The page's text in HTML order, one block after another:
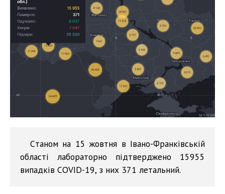
Cтаном на 15 жовтня в Івано-Франківській
області лабораторно підтверджено 15955
випадків COVID-19, з них 371 летальний.